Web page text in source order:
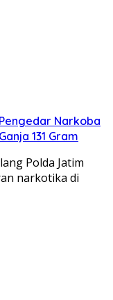
Narkoba
131 Gram
Polda Jatim
narkotika di